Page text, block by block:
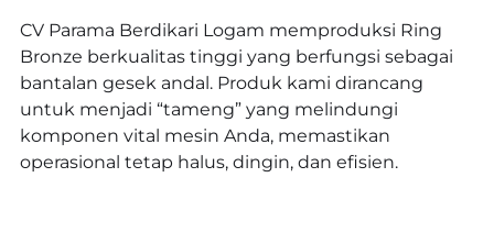
CV Parama Berdikari Logam memproduksi Ring
Bronze berkualitas tinggi yang berfungsi sebagai
bantalan gesek andal. Produk kami dirancang
untuk menjadi “tameng” yang melindungi
komponen vital mesin Anda, memastikan
operasional tetap halus, dingin, dan efisien.